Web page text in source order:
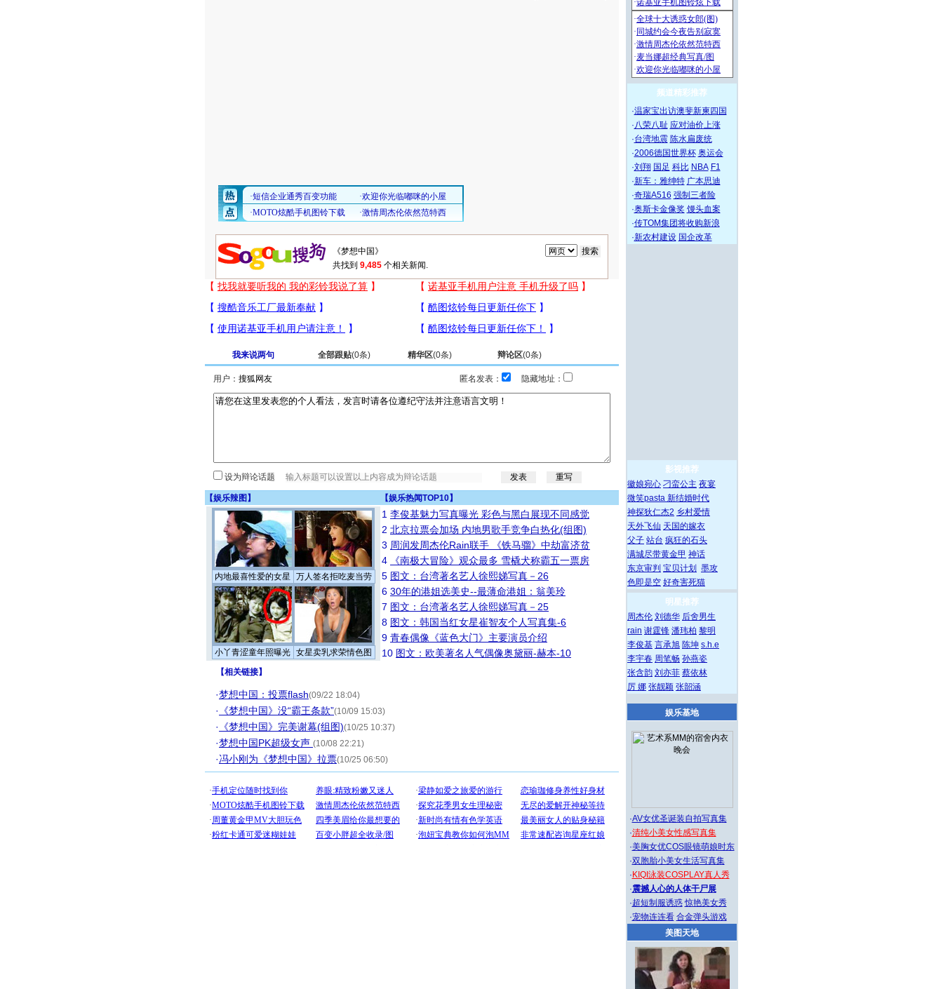
共找到 9,485 个相关新闻.
我来说两句 全部跟贴(0条) 精华区(0条) 辩论区(0条)
用户： 匿名发表： 隐藏地址：
设为辩论话题
【娱乐辣图 】 【娱乐热闻TOP10】
内地最喜性爱的女星 万人签名拒吃麦当劳
小丫青涩童年照曝光 女星卖乳求荣情色图
1 李俊基魅力写真曝光 彩色与黑白展现不同感觉
2 北京拉票会加场 内地男歌手竞争白热化(组图)
3 周润发周杰伦Rain联手 《铁马骝》中劫富济贫
4
《南极大冒险》观众最多 雪橇犬称霸五一票房
5 图文：台湾著名艺人徐熙娣写真－26
6 30年的港姐选美史--最薄命港姐：翁美玲
7 图文：台湾著名艺人徐熙娣写真－25
8 图文：韩国当红女星崔智友个人写真集-6
9 青春偶像《蓝色大门》主要演员介绍
10 图文：欧美著名人气偶像奥黛丽-赫本-10
【相关链接】
·梦想中国：投票flash(09/22 18:04)
· 《梦想中国》没“霸王条款”(10/09 15:03)
· 《梦想中国》完美谢幕(组图)(10/25 10:37)
·梦想中国PK超级女声 (10/08 22:21)
·冯小刚为《梦想中国》拉票(10/25 06:50)
频道精彩推荐
·温家宝出访澳斐新柬四国
·八荣八耻 应对油价上涨
·台湾地震 陈水扁废统
·2006德国世界杯 奥运会
·刘翔 国足 科比 NBA F1
·新车：雅绅特 广本思迪
·奇瑞A516 强制三者险
·奥斯卡金像奖 馒头血案
·传TOM集团将收购新浪
·新农村建设 国企改革
影视推荐
徽娘宛心 刁蛮公主 夜宴
微笑pasta 新结婚时代
神探狄仁杰2 乡村爱情
天外飞仙 天国的嫁衣
父子 站台 疯狂的石头
满城尽带黄金甲 神话
东京审判 宝贝计划
墨攻
色即是空 好奇害死猫
明星推荐
周杰伦 刘德华 后舍男生
rain 谢霆锋 潘玮柏 黎明
李俊基 言承旭 陈坤 s.h.e
李宇春 周笔畅 孙燕姿
张含韵 刘亦菲 蔡依林
厉 娜 张靓颖 张韶涵
娱乐基地
·AV女优圣诞装自拍写真集
·清纯小美女性感写真集
·美胸女优COS眼镜萌娘时东
·双胞胎小美女生活写真集
· KIQI泳装COSPLAY真人秀
·震撼人心的人体干尸展
·超短制服诱惑 惊艳美女秀
·宠物连连看 合金弹头游戏
美图天地